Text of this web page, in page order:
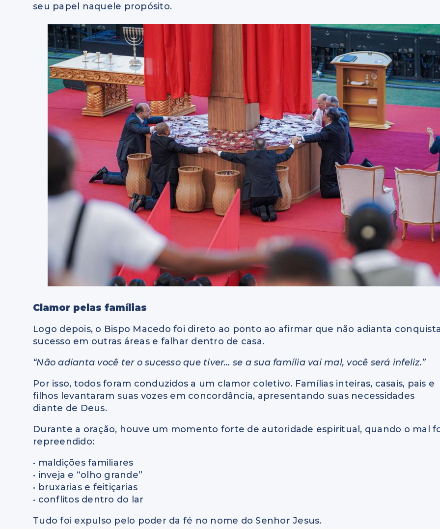
seu papel naquele propósito.
Clamor pelas famílias
Logo depois, o Bispo Macedo foi direto ao ponto ao afirmar que não adianta
sucesso em outras áreas e falhar dentro de casa.
“Não adianta você ter o sucesso que tiver… se a sua família vai mal, você será infeliz.”
Por isso, todos foram conduzidos a um clamor coletivo. Famílias inteiras, casais, pais e
filhos levantaram suas vozes em concordância, apresentando suas necessidades
diante de Deus.
Durante a oração, houve um momento forte de autoridade espiritual, quando o mal
repreendido:
• maldições familiares
• inveja e “olho grande”
• bruxarias e feitiçarias
• conflitos dentro do lar
Tudo foi expulso pelo poder da fé no nome do Senhor Jesus.